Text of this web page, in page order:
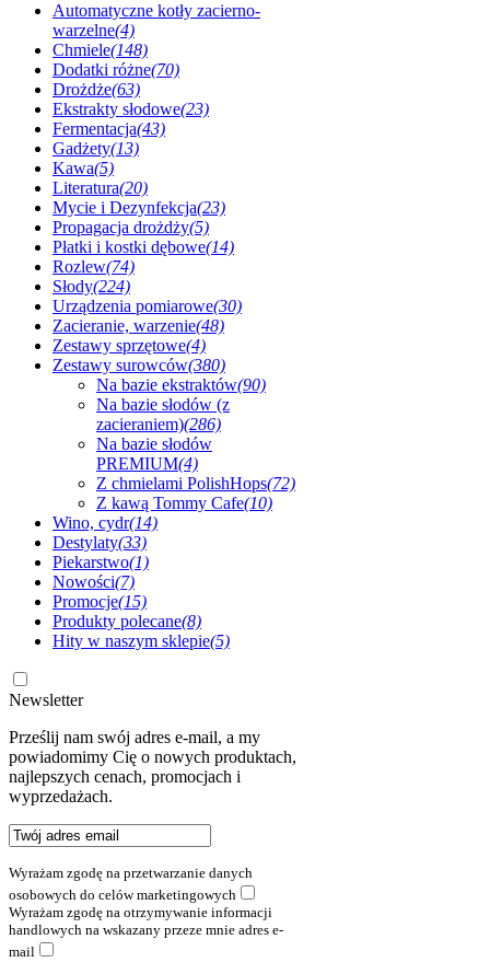
Automatyczne kotły zacierno-
warzelne(4)
Chmiele(148)
Dodatki różne(70)
Drożdże(63)
Ekstrakty słodowe(23)
Fermentacja(43)
Gadżety(13)
Kawa(5)
Literatura(20)
Mycie i Dezynfekcja(23)
Propagacja drożdży(5)
Płatki i kostki dębowe(14)
Rozlew(74)
Słody(224)
Urządzenia pomiarowe(30)
Zacieranie, warzenie(48)
Zestawy sprzętowe(4)
Zestawy surowców(380)
Na bazie ekstraktów(90)
Na bazie słodów (z
zacieraniem)(286)
Na bazie słodów
PREMIUM(4)
Z chmielami PolishHops(72)
Z kawą Tommy Cafe(10)
Wino, cydr(14)
Destylaty(33)
Piekarstwo(1)
Nowości(7)
Promocje(15)
Produkty polecane(8)
Hity w naszym sklepie(5)
Newsletter
Prześlij nam swój adres e-mail, a my
powiadomimy Cię o nowych produktach,
najlepszych cenach, promocjach i
wyprzedażach.
Wyrażam zgodę na przetwarzanie danych
osobowych do celów marketingowych
Wyrażam zgodę na otrzymywanie informacji
handlowych na wskazany przeze mnie adres e-
mail